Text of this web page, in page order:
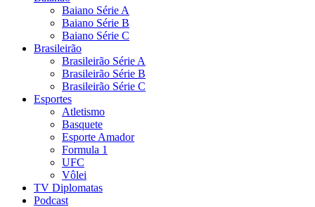
Baiano Série A
Baiano Série B
Baiano Série C
Brasileirão
Brasileirão Série A
Brasileirão Série B
Brasileirão Série C
Esportes
Atletismo
Basquete
Esporte Amador
Formula 1
UFC
Vôlei
TV Diplomatas
Podcast